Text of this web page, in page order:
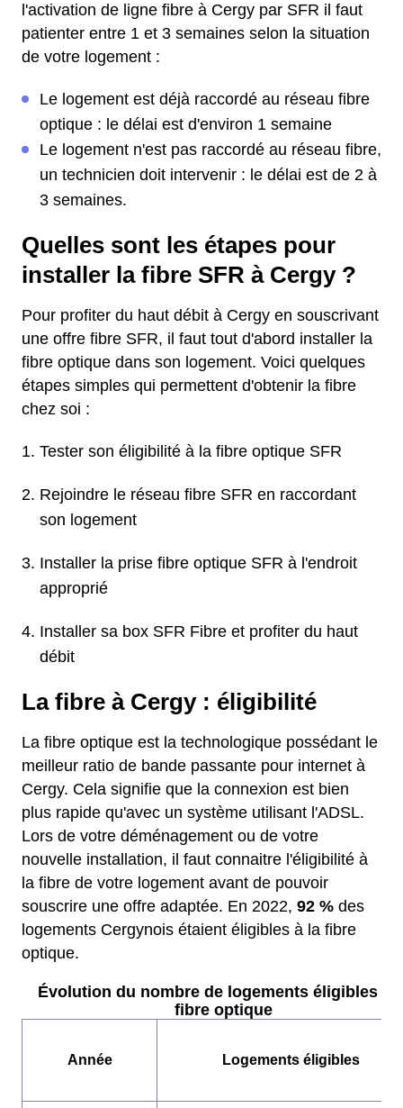
l'activation de ligne fibre à Cergy par SFR il faut
patienter entre 1 et 3 semaines selon la situation
de votre logement :
Le logement est déjà raccordé au réseau fibre
optique : le délai est d'environ 1 semaine
Le logement n'est pas raccordé au réseau fibre,
un technicien doit intervenir : le délai est de 2 à
3 semaines.
Quelles sont les étapes pour
installer la fibre SFR à Cergy ?
Pour profiter du haut débit à Cergy en souscrivant
une offre fibre SFR, il faut tout d'abord installer la
fibre optique dans son logement. Voici quelques
étapes simples qui permettent d'obtenir la fibre
chez soi :
Tester son éligibilité à la fibre optique SFR
Rejoindre le réseau fibre SFR en raccordant
son logement
Installer la prise fibre optique SFR à l'endroit
approprié
Installer sa box SFR Fibre et profiter du haut
débit
La fibre à Cergy : éligibilité
La fibre optique est la technologique possédant le
meilleur ratio de bande passante pour internet à
Cergy. Cela signifie que la connexion est bien
plus rapide qu'avec un système utilisant l'ADSL.
Lors de votre déménagement ou de votre
nouvelle installation, il faut connaitre l'éligibilité à
la fibre de votre logement avant de pouvoir
souscrire une offre adaptée. En 2022, 92 % des
logements Cergynois étaient éligibles à la fibre
optique.
Évolution du nombre de logements éligibles à
fibre optique
Année Logements éligibles